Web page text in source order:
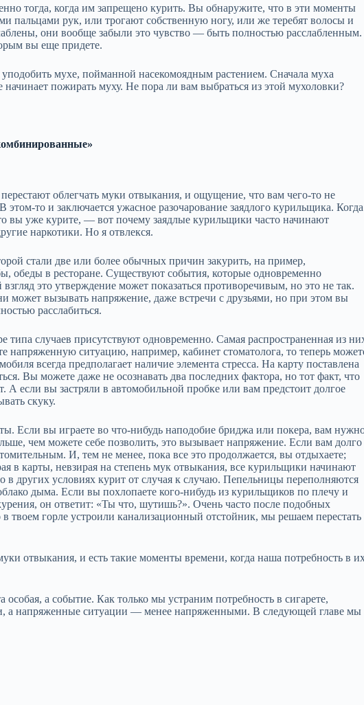
тогда, когда им запрещено курить. Вы обнаружите, что в эти моменты
пальцами рук, или трогают собственную ногу, или же теребят волосы и
они вообще забыли это чувство — быть полностью расслабленным.
вы еще придете.
мухе, пойманной насекомоядным растением. Сначала муха
начинает пожирать муху. Не пора ли вам выбраться из этой мухоловки?
облегчать муки отвыкания, и ощущение, что вам чего‑то не
этом‑то и заключается ужасное разочарование заядлого курильщика. Когда
вы уже курите, — вот почему заядлые курильщики часто начинают
наркотики. Но я отвлекся.
стали две или более обычных причин закурить, на пример,
обеды в ресторане. Существуют события, которые одновременно
это утверждение может показаться противоречивым, но это не так.
может вызывать напряжение, даже встречи с друзьями, но при этом вы
расслабиться.
типа случаев присутствуют одновременно. Самая распространенная из
ситуацию, например, кабинет стоматолога, то теперь
всегда предполагает наличие элемента стресса. На карту поставлена
Вы можете даже не осознавать два последних фактора, но тот факт, что
А если вы застряли в автомобильной пробке или вам предстоит долгое
скуку.
Если вы играете во что‑нибудь наподобие бриджа или покера, вам
чем можете себе позволить, это вызывает напряжение. Если вам долго
И, тем не менее, пока все это продолжается, вы отдыхаете;
в карты, невзирая на степень мук отвыкания, все курильщики начинают
в других условиях курит от случая к случаю. Пепельницы переполняются
дыма. Если вы похлопаете кого‑нибудь из курильщиков по плечу и
он ответит: «Ты что, шутишь?». Очень часто после подобных
твоем горле устроили канализационный отстойник, мы решаем перестать
отвыкания, и есть такие моменты времени, когда наша потребность в
особая, а событие. Как только мы устраним потребность в сигарете,
а напряженные ситуации — менее напряженными. В следующей главе мы